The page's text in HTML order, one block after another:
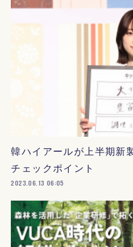
韓ハイアールが上半期新
チェックポイント
2023.06.13 06:05